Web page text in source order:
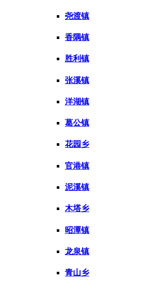
尧渡镇
香隅镇
胜利镇
张溪镇
洋湖镇
葛公镇
花园乡
官港镇
泥溪镇
木塔乡
昭潭镇
龙泉镇
青山乡